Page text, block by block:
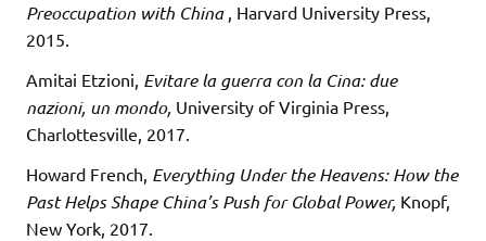
Preoccupation with China, Harvard University Press,
2015.
Amitai Etzioni, Evitare la guerra con la Cina: due
nazioni, un mondo, University of Virginia Press,
Charlottesville, 2017.
Howard French, Everything Under the Heavens: How the
Past Helps Shape China’s Push for Global Power, Knopf,
New York, 2017.